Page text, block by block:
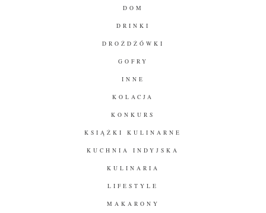
DOM
DRINKI
DROŻDŻÓWKI
GOFRY
INNE
KOLACJA
KONKURS
KSIĄŻKI KULINARNE
KUCHNIA INDYJSKA
KULINARIA
LIFESTYLE
MAKARONY